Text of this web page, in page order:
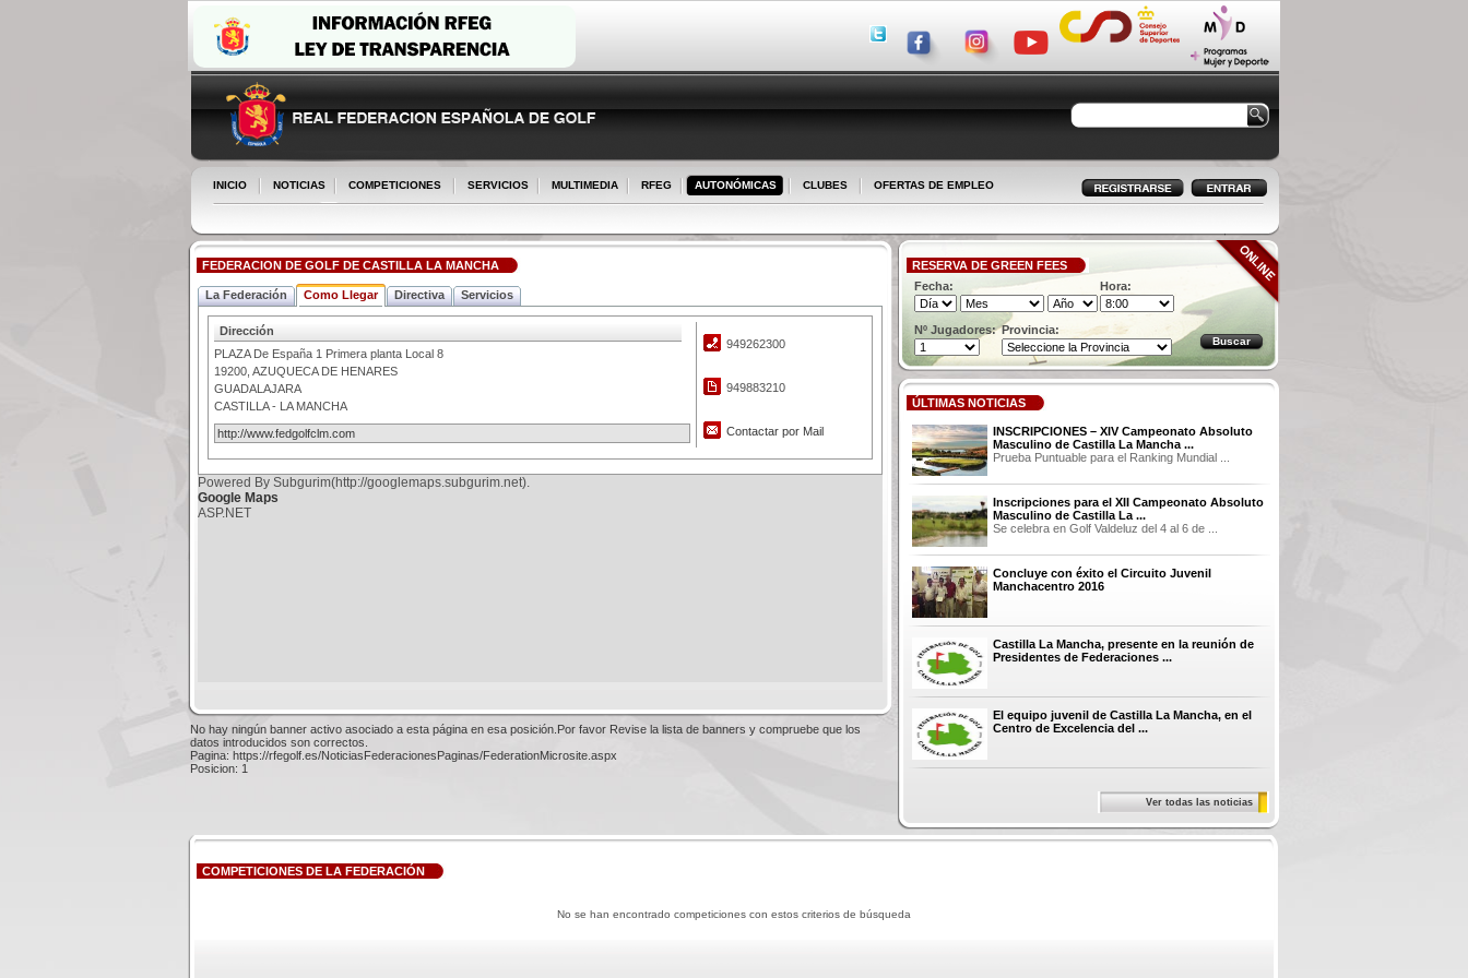
INICIO NOTICIAS COMPETICIONES SERVICIOS MULTIMEDIA RFEG AUTONÓMICAS CLUBES OFERTAS DE EMPLEO
FEDERACION DE GOLF DE CASTILLA LA MANCHA
La Federación Como Llegar Directiva Servicios
Dirección
PLAZA De España 1 Primera planta Local 8
19200 AZUQUECA DE HENARES
GUADALAJARA
CASTILLA - LA MANCHA
http://www.fedgolfclm.com
949262300
949883210
Contactar por Mail
Powered By Subgurim(http://googlemaps.subgurim.net).
Google Maps
ASP.NET
No hay ningún banner activo asociado a esta página en esa posición.Por favor Revise la lista de banners y compruebe que los
datos introducidos son correctos.
Pagina: https://rfegolf.es/NoticiasFederacionesPaginas/FederationMicrosite.aspx
Posicion: 1
RESERVA DE GREEN FEES
Fecha:
Hora:
Nº Jugadores: Provincia:
ÚLTIMAS NOTICIAS
INSCRIPCIONES – XIV Campeonato Absoluto
Masculino de Castilla La Mancha ...
Prueba Puntuable para el Ranking Mundial ...
Inscripciones para el XII Campeonato Absoluto
Masculino de Castilla La ...
Se celebra en Golf Valdeluz del 4 al 6 de ...
Concluye con éxito el Circuito Juvenil
Manchacentro 2016
Castilla La Mancha, presente en la reunión de
Presidentes de Federaciones ...
El equipo juvenil de Castilla La Mancha, en el
Centro de Excelencia del ...
Ver todas las noticias
COMPETICIONES DE LA FEDERACIÓN
No se han encontrado competiciones con estos criterios de búsqueda